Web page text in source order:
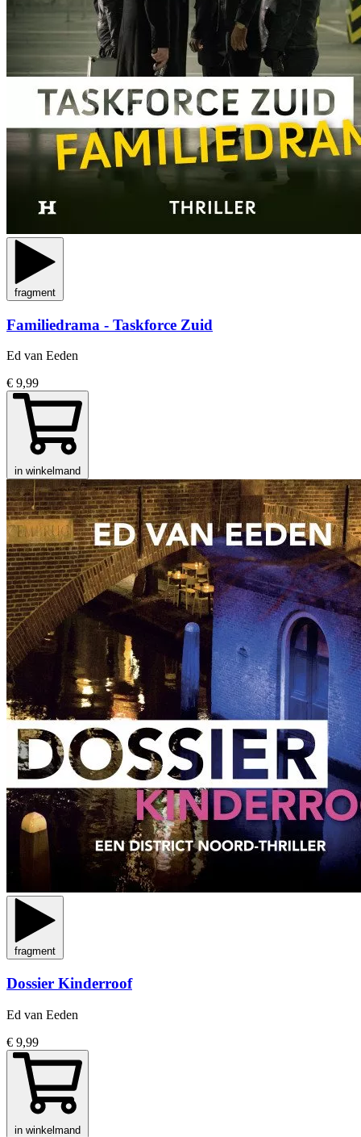
fragment
Familiedrama - Taskforce Zuid
Ed van Eeden
€ 9,99
in winkelmand
fragment
Dossier Kinderroof
Ed van Eeden
€ 9,99
in winkelmand